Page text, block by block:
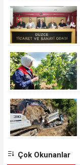
Çok Okunanlar